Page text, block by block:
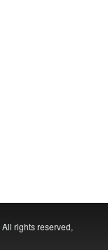
rights reserved,